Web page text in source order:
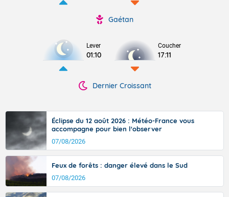
Gaétan
Lever
01:10
Coucher
17:11
Dernier Croissant
Éclipse du 12 août 2026 : Météo-France vous
accompagne pour bien l'observer
07/08/2026
Feux de forêts : danger élevé dans le Sud
07/08/2026